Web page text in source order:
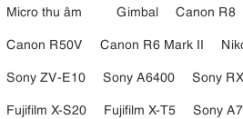
Micro thu âm Gimbal Canon R8
Canon R50V
Canon R6 Mark II
Sony ZV-E10
Sony A6400 Sony
Fujifilm X-S20
Fujifilm X-T5 Sony